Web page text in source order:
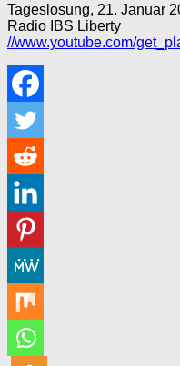
Tageslosung, 21. Januar
Radio IBS Liberty
//www.youtube.com/